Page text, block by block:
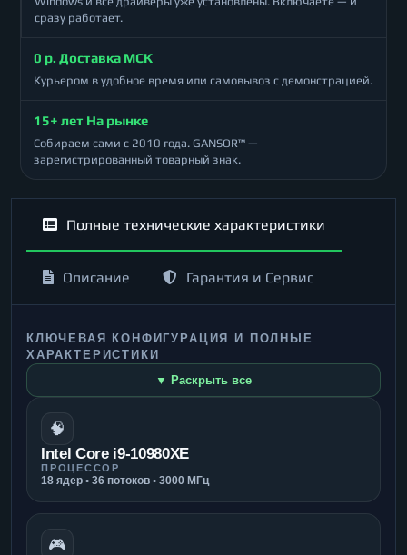
сразу работает.
0 р. Доставка МСК
Курьером в удобное время или самовывоз с демонстрацией.
15+ лет На рынке
Собираем сами с 2010 года. GANSOR™ —
зарегистрированный товарный знак.
Полные технические характеристики
Описание Гарантия и Сервис
КЛЮЧЕВАЯ КОНФИГУРАЦИЯ И ПОЛНЫЕ
ХАРАКТЕРИСТИКИ
▼ Раскрыть все
🧠
Intel Core i9-10980XE
ПРОЦЕССОР
18 ядер • 36 потоков • 3000 МГц
🎮